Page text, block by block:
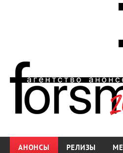
АНОНСЫ РЕЛИЗЫ